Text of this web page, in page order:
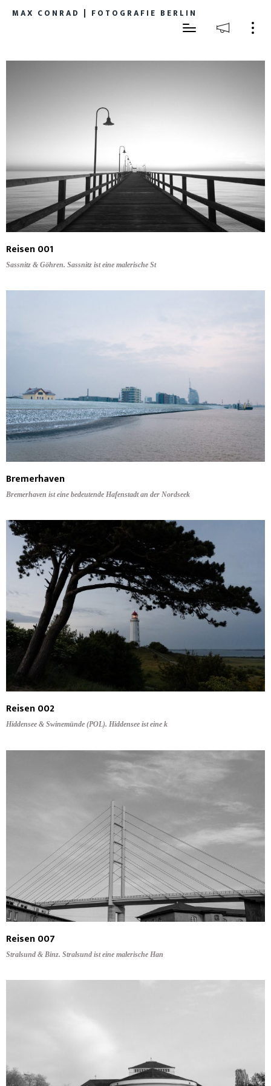
MAX CONRAD | FOTOGRAFIE BERLIN
Reisen 001
Sassnitz & Göhren. Sassnitz ist eine malerische St
Bremerhaven
Bremerhaven ist eine bedeutende Hafenstadt an der Nordseek
Reisen 002
Hiddensee & Swinemünde (POL). Hiddensee ist eine k
Reisen 007
Stralsund & Binz. Stralsund ist eine malerische Han